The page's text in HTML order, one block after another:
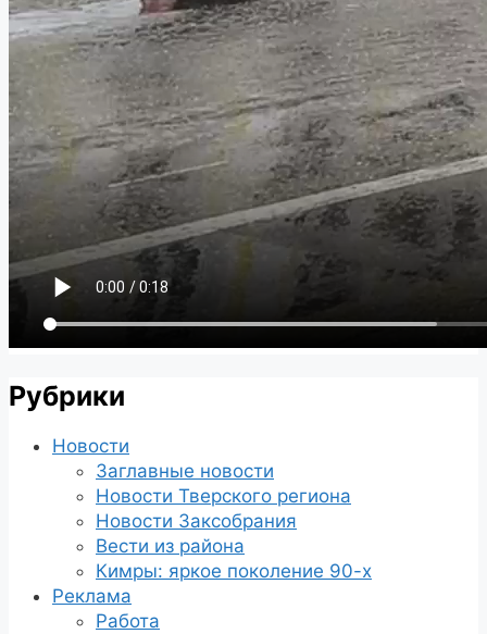
Рубрики
Новости
Заглавные новости
Новости Тверского региона
Новости Заксобрания
Вести из района
Кимры: яркое поколение 90-х
Реклама
Работа